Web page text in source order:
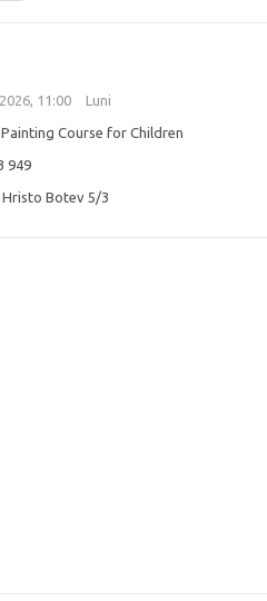
11:00 Luni
Painting Course for Children
949
Botev 5/3